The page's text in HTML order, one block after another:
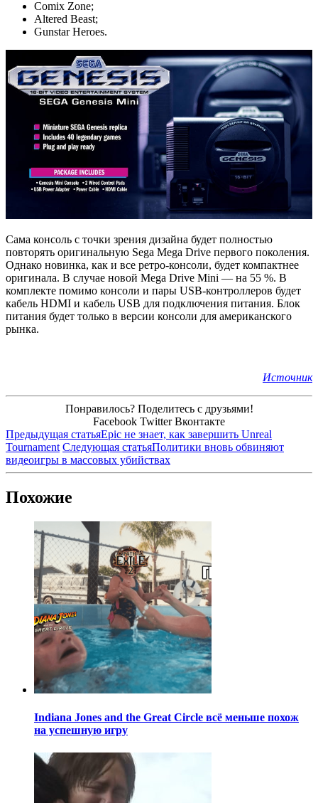
Comix Zone;
Altered Beast;
Gunstar Heroes.
Сама консоль с точки зрения дизайна будет полностью
повторять оригинальную Sega Mega Drive первого поколения.
Однако новинка, как и все ретро-консоли, будет компактнее
оригинала. В случае новой Mega Drive Mini — на 55 %. В
комплекте помимо консоли и пары USB-контроллеров будет
кабель HDMI и кабель USB для подключения питания. Блок
питания будет только в версии консоли для американского
рынка.
Источник
Понравилось? Поделитесь с друзьями!
Facebook Twitter Вконтакте
Предыдущая статьяEpic не знает, как завершить Unreal
Tournament Следующая статьяПолитики вновь обвиняют
видеоигры в массовых убийствах
Похожие
Indiana Jones and the Great Circle всё меньше похож
на успешную игру